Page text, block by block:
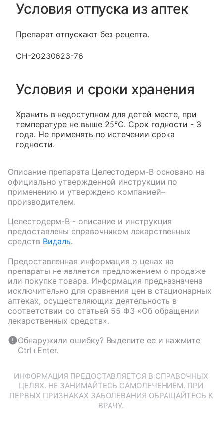
Условия отпуска из аптек
Препарат отпускают без рецепта.
CH-20230623-76
Условия и сроки хранения
Хранить в недоступном для детей месте, при
температуре не выше 25°С. Срок годности - 3
года. Не применять по истечении срока
годности.
Описание препарата Целестодерм-В основано на
официально утвержденной инструкции по
применению и утверждено компанией–
производителем.
Целестодерм-В - описание и инструкция
предоставлены справочником лекарственных
средств Видаль.
Предоставленная информация о ценах на
препараты не является предложением о продаже
или покупке товара. Информация предназначена
исключительно для сравнения цен в стационарных
аптеках, осуществляющих деятельность в
соответствии со статьей 55 ФЗ «Об обращении
лекарственных средств».
Обнаружили ошибку? Выделите ее и нажмите
Ctrl+Enter.
ИНФОРМАЦИЯ ПРЕДОСТАВЛЯЕТСЯ В СПРАВОЧНЫХ
ЦЕЛЯХ. НЕ ЗАНИМАЙТЕСЬ САМОЛЕЧЕНИЕМ. ПРИ
ПЕРВЫХ ПРИЗНАКАХ ЗАБОЛЕВАНИЯ ОБРАЩАЙТЕСЬ К
ВРАЧУ.